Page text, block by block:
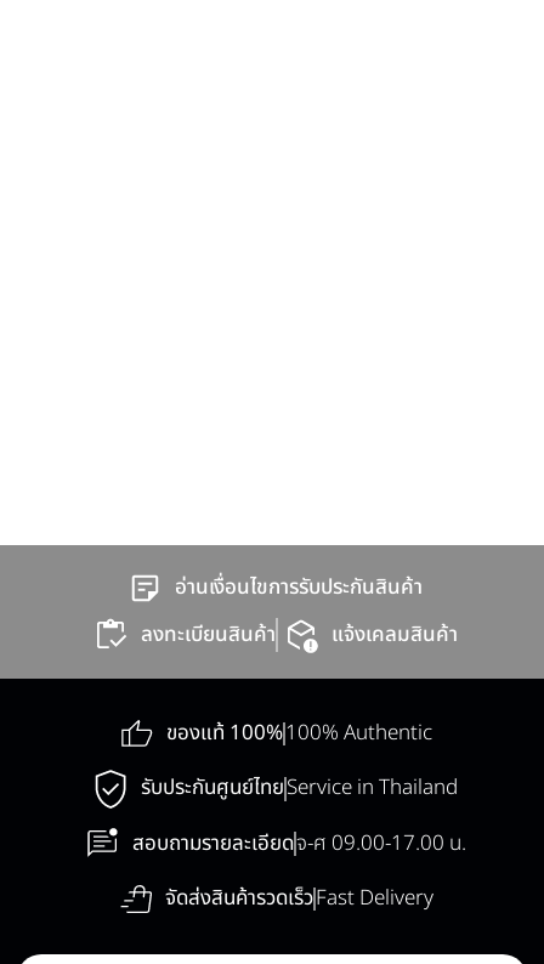
อ่านเงื่อนไขการรับประกันสินค้า
ลงทะเบียนสินค้า
แจ้งเคลมสินค้า
ของแท้ 100%100% Authentic
รับประกันศูนย์ไทยService in Thailand
สอบถามรายละเอียดจ-ศ 09.00-17.00 น.
จัดส่งสินค้ารวดเร็วFast Delivery